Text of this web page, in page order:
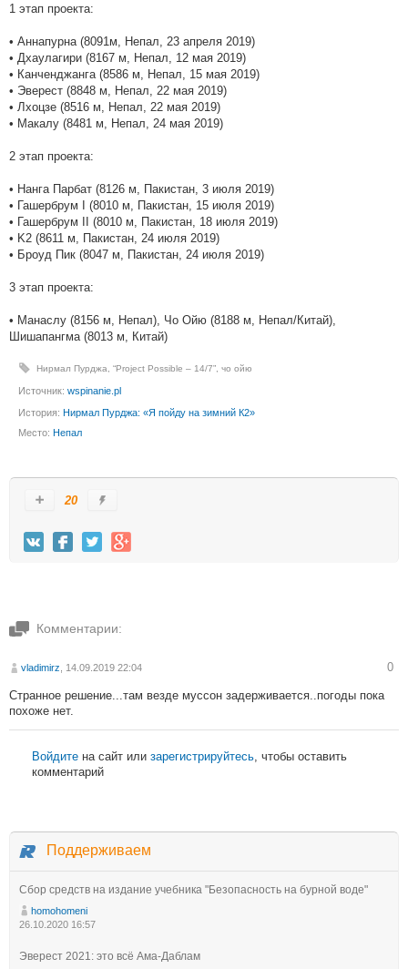
1 этап проекта:
• Аннапурна (8091м, Непал, 23 апреля 2019)
• Дхаулагири (8167 м, Непал, 12 мая 2019)
• Канченджанга (8586 м, Непал, 15 мая 2019)
• Эверест (8848 м, Непал, 22 мая 2019)
• Лхоцзе (8516 м, Непал, 22 мая 2019)
• Макалу (8481 м, Непал, 24 мая 2019)
2 этап проекта:
• Нанга Парбат (8126 м, Пакистан, 3 июля 2019)
• Гашербрум I (8010 м, Пакистан, 15 июля 2019)
• Гашербрум II (8010 м, Пакистан, 18 июля 2019)
• K2 (8611 м, Пакистан, 24 июля 2019)
• Броуд Пик (8047 м, Пакистан, 24 июля 2019)
3 этап проекта:
• Манаслу (8156 м, Непал), Чо Ойю (8188 м, Непал/Китай),
Шишапангма (8013 м, Китай)
Нирмал Пурджа “Project Possible – 14/7” чо ойю
Источник: wspinanie.pl
История: Нирмал Пурджа: «Я пойду на зимний К2»
Место: Непал
20
Комментарии:
vladimirz , 14.09.2019 22:04 0
Странное решение...там везде муссон задерживается..погоды пока
похоже нет.
Войдите на сайт или зарегистрируйтесь , чтобы оставить
комментарий
Поддерживаем
Сбор средств на издание учебника "Безопасность на бурной воде"
homohomeni
26.10.2020 16:57
Эверест 2021: это всё Ама-Даблам